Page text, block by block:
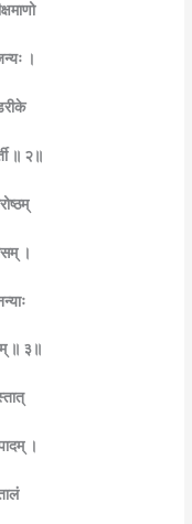
।
॥ २॥
।
॥ ३॥
।